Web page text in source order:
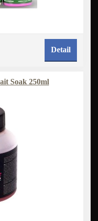
Detail
Soak 250ml